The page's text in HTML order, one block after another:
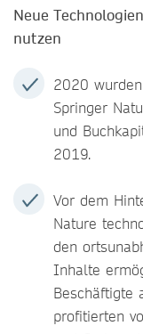
Neue
nutzen
2020
Springer
und
2019.
Vor dem
Nature
den
Inhalte
Beschäftigte
profitierten